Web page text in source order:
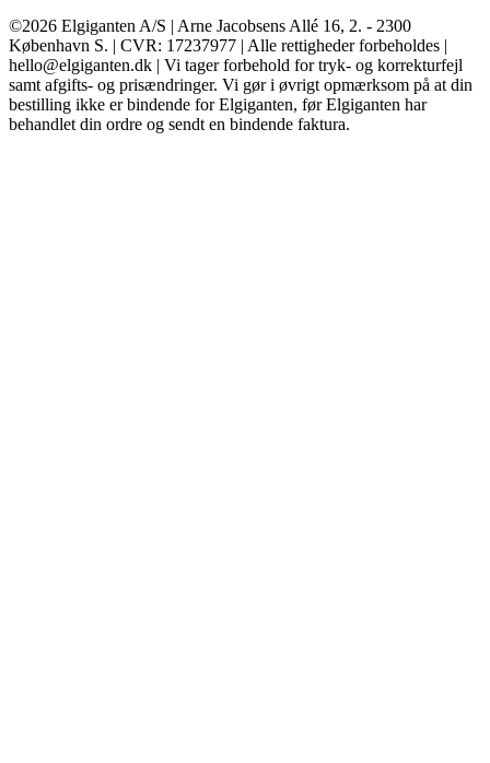
©2026 Elgiganten A/S | Arne Jacobsens Allé 16, 2. - 2300
København S. | CVR: 17237977 | Alle rettigheder forbeholdes |
hello@elgiganten.dk | Vi tager forbehold for tryk- og korrekturfejl
samt afgifts- og prisændringer. Vi gør i øvrigt opmærksom på at din
bestilling ikke er bindende for Elgiganten, før Elgiganten har
behandlet din ordre og sendt en bindende faktura.